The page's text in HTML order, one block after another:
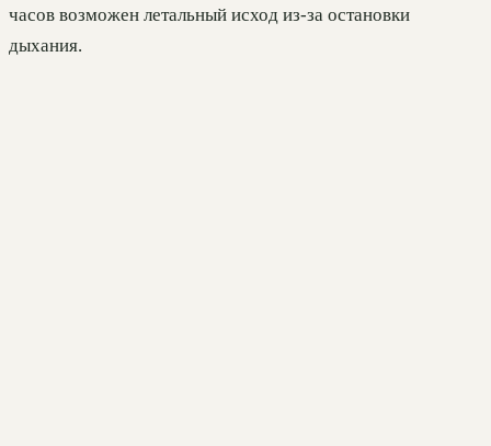
часов возможен летальный исход из-за остановки
дыхания.